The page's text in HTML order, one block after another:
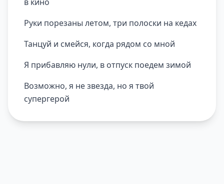
Руки порезаны летом, три полоски на кедах
Танцуй и смейся, когда рядом со мной
Я прибавляю нули, в отпуск поедем зимой
Возможно, я не звезда, но я твой
супергерой